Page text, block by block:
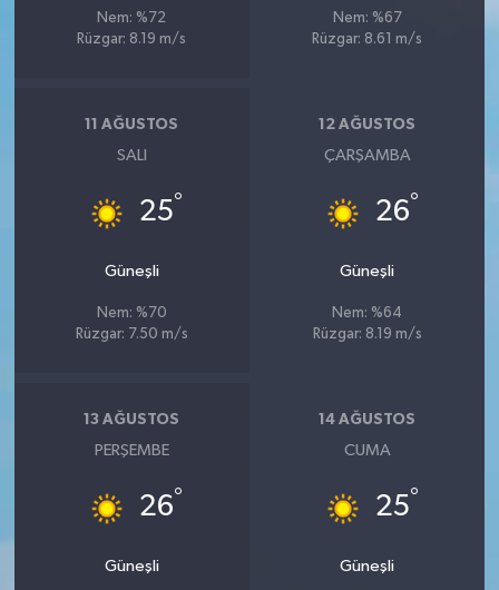
Nem: %72
Rüzgar: 8.19 m/s
Nem: %67
Rüzgar: 8.61 m/s
11 AĞUSTOS
SALI
25°
Güneşli
Nem: %70
Rüzgar: 7.50 m/s
12 AĞUSTOS
ÇARŞAMBA
26°
Güneşli
Nem: %64
Rüzgar: 8.19 m/s
13 AĞUSTOS
PERŞEMBE
26°
Güneşli
14 AĞUSTOS
CUMA
25°
Güneşli